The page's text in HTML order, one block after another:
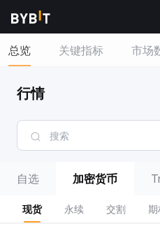
总览 关键指标 市场
行情
自选 加密货币
现货 永续 交割 期